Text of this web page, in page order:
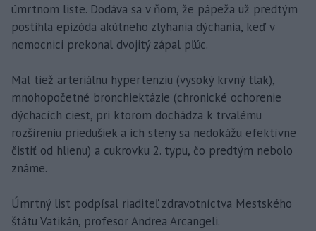
úmrtnom liste. Dodáva sa v ňom, že pápeža už predtým
postihla epizóda akútneho zlyhania dýchania, keď v
nemocnici prekonal dvojitý zápal pľúc.
Mal tiež arteriálnu hypertenziu (vysoký krvný tlak),
mnohopočetné bronchiektázie (chronické ochorenie
dýchacích ciest, pri ktorom dochádza k trvalému
rozšíreniu priedušiek a ich steny sa nedokážu efektívne
čistiť od hlienu) a cukrovku 2. typu, čo predtým nebolo
známe.
Úmrtný list podpísal riaditeľ zdravotníctva Mestského
štátu Vatikán, profesor Andrea Arcangeli.